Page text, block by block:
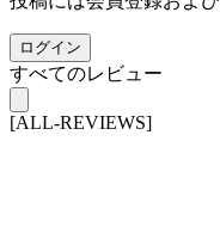
ログイン
すべてのレビュー
[ALL-REVIEWS]